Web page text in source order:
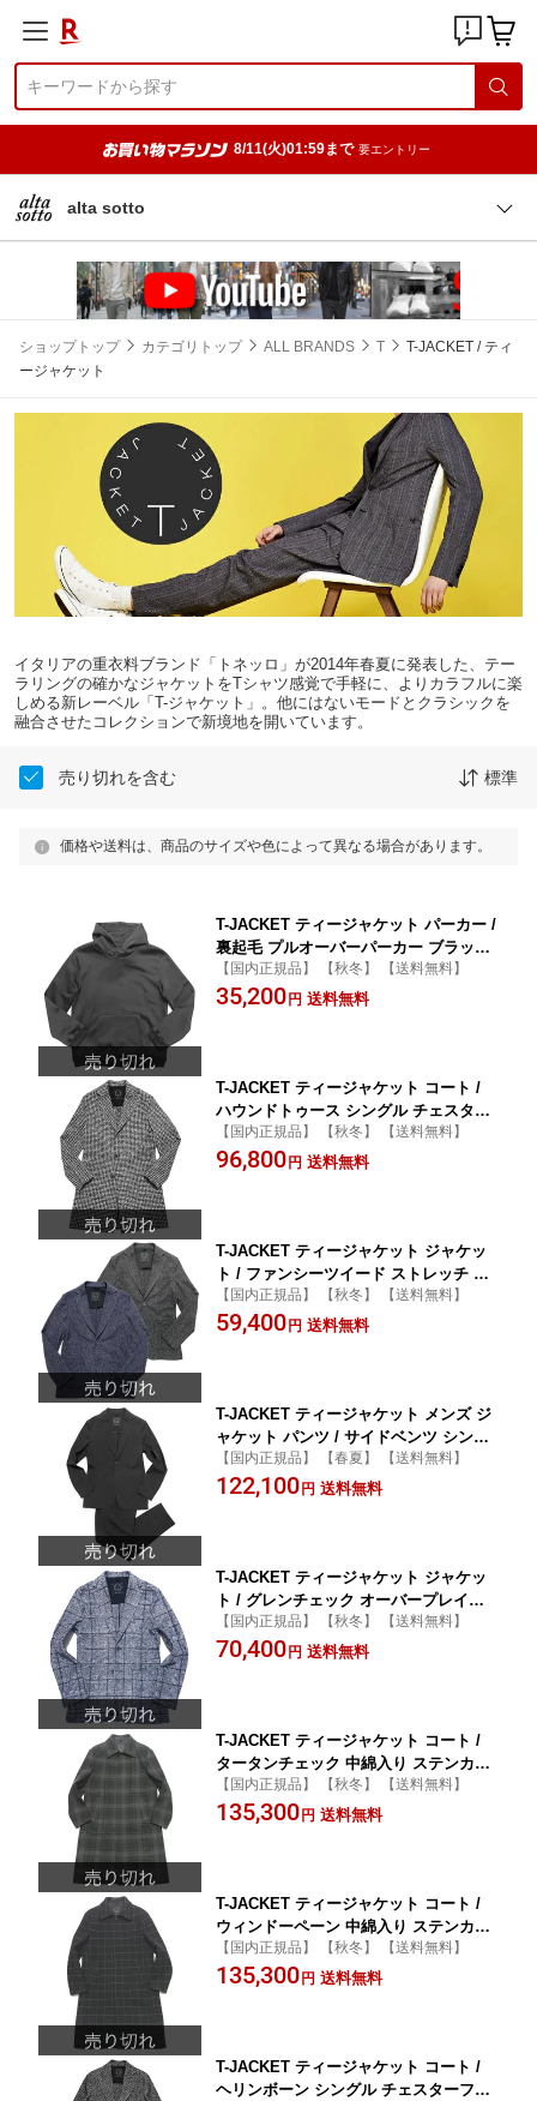
8/11(火)01:59まで 要エントリー
alta sotto
ショップトップ カテゴリトップ ALL BRANDS T
T-JACKET / ティ
ージャケット
イタリアの重衣料ブランド「トネッロ」が2014年春夏に発表した、テー
ラリングの確かなジャケットをTシャツ感覚で手軽に、よりカラフルに楽
しめる新レーベル「T-ジャケット」。他にはないモードとクラシックを
融合させたコレクションで新境地を開いています。
売り切れを含む 標準
価格や送料は、商品のサイズや色によって異なる場合があります。
T-JACKET ティージャケット パーカー /
裏起毛 プルオーバーパーカー ブラック
/ メンズ イタリア スウェット 裏毛 ブラ
ンド 黒 秋 冬 フーディ / 76919001
【国内正規品】 【秋冬】 【送料無料】
35,200 円 送料無料
T-JACKET ティージャケット コート /
ハウンドトゥース シングル チェスター
フィールドコート ホワイト × ブラック /
メンズ イタリア チェスターコート 千鳥
【国内正規品】 【秋冬】 【送料無料】
96,800 円 送料無料
T-JACKET ティージャケット ジャケッ
ト / ファンシーツイード ストレッチ メ
ランジ 2B ジャケット ネイビー ブラッ
ク / メンズ イタリア ビジネス カジュア
【国内正規品】 【秋冬】 【送料無料】
59,400 円 送料無料
T-JACKET ティージャケット メンズ ジ
ャケット パンツ / サイドベンツ シング
ル 2B セットアップ スーツ / イタリア
カジュアル 春 夏
【国内正規品】 【春夏】 【送料無料】
122,100 円 送料無料
T-JACKET ティージャケット ジャケッ
ト / グレンチェック オーバープレイド 2
B シングル ニットジャケット ネイビー
/ メンズ イタリア ビジネス カジュアル
【国内正規品】 【秋冬】 【送料無料】
70,400 円 送料無料
T-JACKET ティージャケット コート /
タータンチェック 中綿入り ステンカラ
ーコート / バルマカーンコート グリー
ン / メンズ イタリア ビジネス カジュア
【国内正規品】 【秋冬】 【送料無料】
135,300 円 送料無料
T-JACKET ティージャケット コート /
ウィンドーペーン 中綿入り ステンカラ
ーコート / バルマカーンコート ブラッ
ク / メンズ イタリア ビジネス カジュア
【国内正規品】 【秋冬】 【送料無料】
135,300 円 送料無料
T-JACKET ティージャケット コート /
ヘリンボーン シングル チェスターフィ